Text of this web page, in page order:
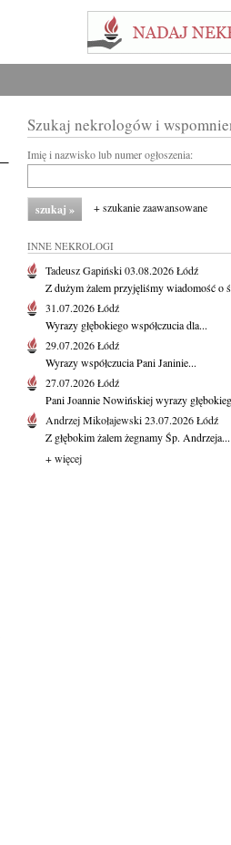
Szukaj nekrologów i
Imię i nazwisko lub numer ogłoszenia:
+ szukanie zaawansowane
INNE NEKROLOGI
Tadeusz Gapiński03.08.2026Łódź
Z dużym żalem przyjęliśmy wiadomość o
31.07.2026Łódź
Wyrazy głębokiego współczucia dla...
29.07.2026Łódź
Wyrazy współczucia Pani Janinie...
27.07.2026Łódź
Pani Joannie Nowińskiej wyrazy
Andrzej Mikołajewski23.07.2026Łódź
Z głębokim żalem żegnamy Śp. Andrzeja...
+ więcej